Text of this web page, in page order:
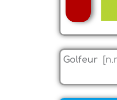
Golfeur